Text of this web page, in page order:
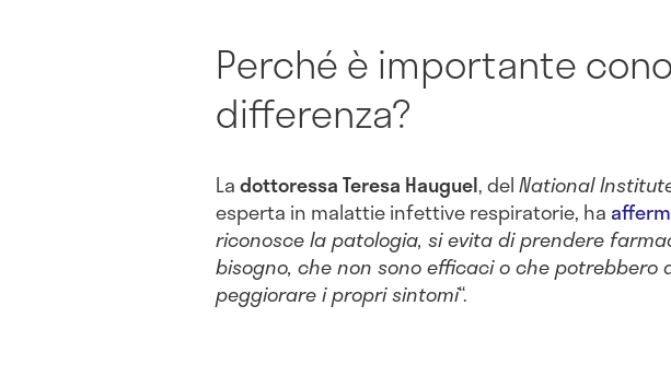
Perché è importante
differenza?
Ladottoressa Teresa Hauguel, delNational
esperta in malattie infettive respiratorie, ha
riconosce la patologia, si evita di prendere
bisogno, che non sono efficaci o che potrebbero
peggiorare i propri sintomi“.